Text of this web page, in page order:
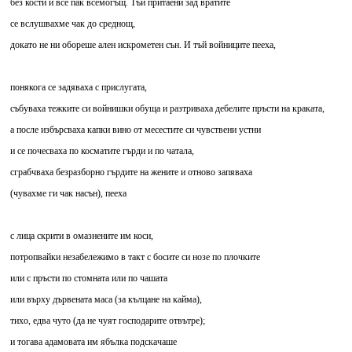
без кости и все пак всемогъщ. Тъй притаени зад вратите
се вслушвахме чак до среднощ,
докато не ни обореше ален искрометен сън. И тъй войниците пееха,
понякога се задяваха с прислугата,
събуваха тежките си войнишки обуща и разтриваха дебелите пръсти на краката,
а после избърсваха капки вино от месестите си чувствени устни
и се почесваха по косматите гърди и по чатала,
сграбчваха безразборно гърдите на жените и отново запяваха
(чувахме ги чак насън), пееха
с лица скрити в омазнените им коси,
потропвайки незабележимо в такт с босите си нозе по плочките
или с пръсти по стомната или по чашата
или върху дървената маса (за кълцане на кайма),
тихо, едва чуто (да не чуят господарите отвътре);
и тогава адамовата им ябълка подскачаше